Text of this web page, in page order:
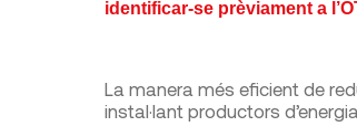
identificar-se prèviament a
La manera més eficient de
instal·lant productors